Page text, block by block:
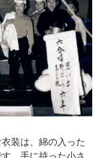
装は、綿の入った
。手に持った小さ